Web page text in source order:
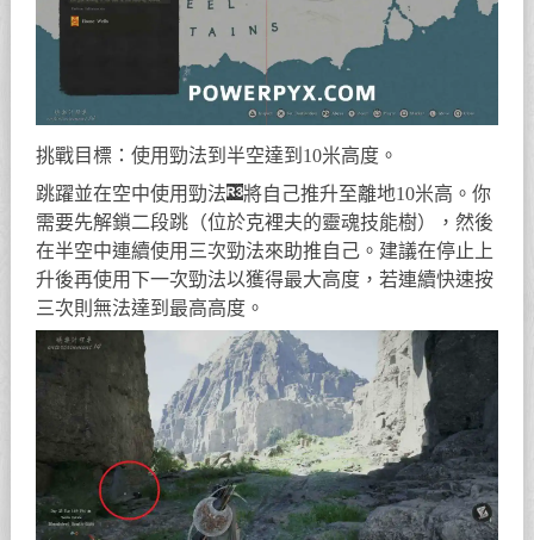
挑戰目標：使用勁法到半空達到10米高度。
跳躍並在空中使用勁法
將自己推升至離地10米高。你
需要先解鎖二段跳（位於克裡夫的靈魂技能樹），然後
在半空中連續使用三次勁法來助推自己。建議在停止上
升後再使用下一次勁法以獲得最大高度，若連續快速按
三次則無法達到最高高度。